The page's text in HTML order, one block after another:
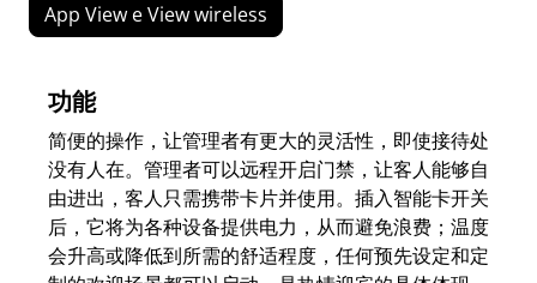
App View e View wireless
功能
简便的操作，让管理者有更大的灵活性，即使接待处
没有人在。管理者可以远程开启门禁，让客人能够自
由进出，客人只需携带卡片并使用。插入智能卡开关
后，它将为各种设备提供电力，从而避免浪费；温度
会升高或降低到所需的舒适程度，任何预先设定和定